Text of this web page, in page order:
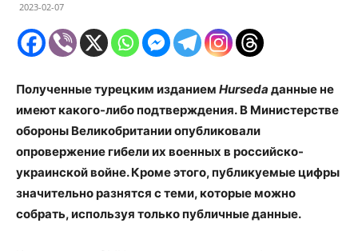
2023-02-07
Полученные турецким изданием Hurseda данные не
имеют какого-либо подтверждения. В Министерстве
обороны Великобритании опубликовали
опровержение гибели их военных в российско-
украинской войне. Кроме этого, публикуемые цифры
значительно разнятся с теми, которые можно
собрать, используя только публичные данные.